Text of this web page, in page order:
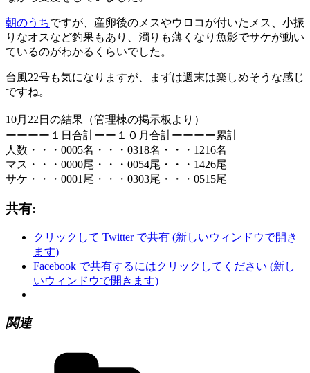
朝のうちですが、産卵後のメスやウロコが付いたメス、小振
りなオスなど釣果もあり、濁りも薄くなり魚影でサケが動い
ているのがわかるくらいでした。
台風22号も気になりますが、まずは週末は楽しめそうな感じ
ですね。
10月 22 日の結果（管理棟の掲示板より）
ーーーー１日合計ーー１０月合計ーーーー累計
人数・・・0005名・・・0318名・・・1216名
マス・・・0000尾・・・0054尾・・・1426尾
サケ・・・0001尾・・・0303尾・・・0515尾
共有:
クリックして Twitter で共有 (新しいウィンドウで開き
ます)
Facebook で共有するにはクリックしてください (新し
いウィンドウで開きます)
関連